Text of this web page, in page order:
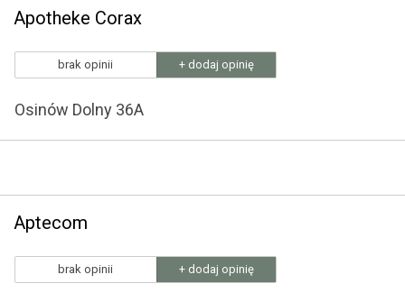
Apotheke Corax
brak opinii + dodaj opinię
Osinów Dolny 36A
Aptecom
brak opinii + dodaj opinię